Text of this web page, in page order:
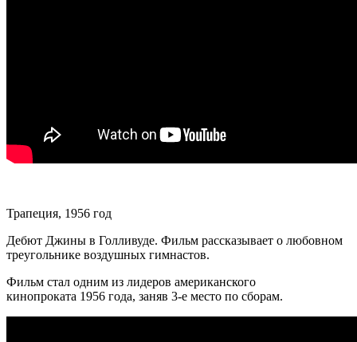
Трапеция, 1956 год
Дебют Джины в Голливуде. Фильм рассказывает о любовном
треугольнике воздушных гимнастов.
Фильм стал одним из лидеров американского
кинопроката 1956 года, заняв 3-е место по сборам.